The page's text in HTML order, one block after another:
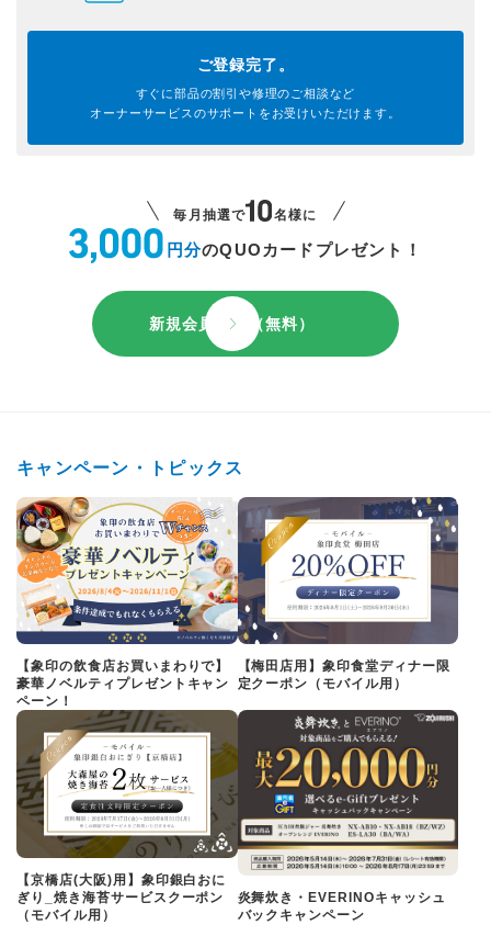
ご登録完了。
すぐに部品の割引や修理のご相談など
オーナーサービスのサポートを お受けいただけます。
毎月抽選で 名様に
円分のQUOカードプレゼント！
新規会員登録（無料）
キャンペーン・トピックス
【象印の飲食店お買いまわりで】
豪華ノベルティプレゼントキャン
ペーン！
【梅田店用】象印食堂ディナー限
定クーポン（モバイル用）
【京橋店(大阪)用】象印銀白おに
ぎり_焼き海苔サービスクーポン
（モバイル用）
炎舞炊き・EVERINOキャッシュ
バックキャンペーン